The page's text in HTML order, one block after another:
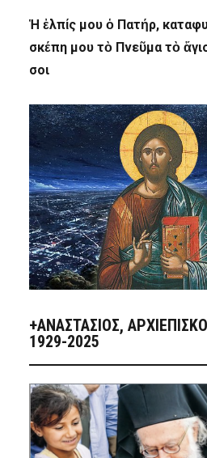
Ἡ ἐλπίς μου ὁ Πατήρ,
σκέπη μου τὸ Πνεῦμα τὸ
σοι
+ΑΝΑΣΤΆΣΙΟΣ,
1929-2025